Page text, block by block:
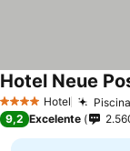
4 EstrelasHotel
Hotel Neue
9,2 Excelente